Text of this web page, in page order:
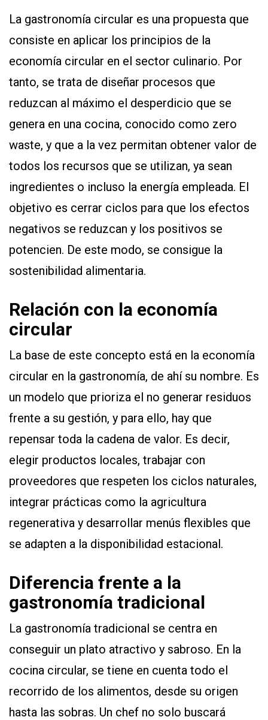
La gastronomía circular es una propuesta que
consiste en aplicar los principios de la
economía circular en el sector culinario. Por
tanto, se trata de diseñar procesos que
reduzcan al máximo el desperdicio que se
genera en una cocina, conocido como zero
waste, y que a la vez permitan obtener valor de
todos los recursos que se utilizan, ya sean
ingredientes o incluso la energía empleada. El
objetivo es cerrar ciclos para que los efectos
negativos se reduzcan y los positivos se
potencien. De este modo, se consigue la
sostenibilidad alimentaria.
Relación con la economía
circular
La base de este concepto está en la economía
circular en la gastronomía, de ahí su nombre. Es
un modelo que prioriza el no generar residuos
frente a su gestión, y para ello, hay que
repensar toda la cadena de valor. Es decir,
elegir productos locales, trabajar con
proveedores que respeten los ciclos naturales,
integrar prácticas como la agricultura
regenerativa y desarrollar menús flexibles que
se adapten a la disponibilidad estacional.
Diferencia frente a la
gastronomía tradicional
La gastronomía tradicional se centra en
conseguir un plato atractivo y sabroso. En la
cocina circular, se tiene en cuenta todo el
recorrido de los alimentos, desde su origen
hasta las sobras. Un chef no solo buscará